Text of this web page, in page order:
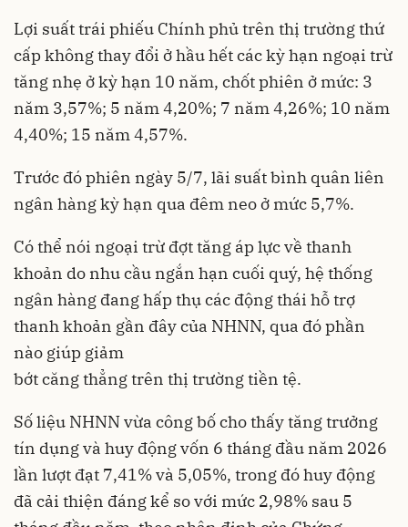
Lợi suất trái phiếu Chính phủ trên thị trường thứ
cấp không thay đổi ở hầu hết các kỳ hạn ngoại trừ
tăng nhẹ ở kỳ hạn 10 năm, chốt phiên ở mức: 3
năm 3,57%; 5 năm 4,20%; 7 năm 4,26%; 10 năm
4,40%; 15 năm 4,57%.
Trước đó phiên ngày 5/7, lãi suất bình quân liên
ngân hàng kỳ hạn qua đêm neo ở mức 5,7%.
Có thể nói ngoại trừ đợt tăng áp lực về thanh
khoản do nhu cầu ngắn hạn cuối quý, hệ thống
ngân hàng đang hấp thụ các động thái hỗ trợ
thanh khoản gần đây của NHNN, qua đó phần
nào giúp giảm
bớt căng thẳng trên thị trường tiền tệ.
Số liệu NHNN vừa công bố cho thấy tăng trưởng
tín dụng và huy động vốn 6 tháng đầu năm 2026
lần lượt đạt 7,41% và 5,05%, trong đó huy động
đã cải thiện đáng kể so với mức 2,98% sau 5